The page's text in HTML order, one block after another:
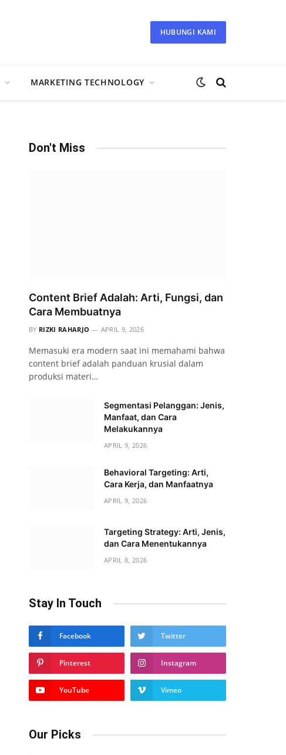
HUBUNGI KAMI
MARKETING TECHNOLOGY
Don't Miss
Content Brief Adalah: Arti, Fungsi, dan
Cara Membuatnya
BY RIZKI RAHARJO APRIL 9, 2026
Memasuki era modern saat ini memahami bahwa
content brief adalah panduan krusial dalam
produksi materi…
Segmentasi Pelanggan: Jenis,
Manfaat, dan Cara
Melakukannya
APRIL 9, 2026
Behavioral Targeting: Arti,
Cara Kerja, dan Manfaatnya
APRIL 9, 2026
Targeting Strategy: Arti, Jenis,
dan Cara Menentukannya
APRIL 8, 2026
Stay In Touch
Facebook Twitter
Pinterest Instagram
YouTube Vimeo
Our Picks